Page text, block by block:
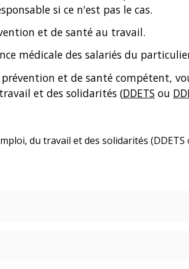
si ce n'est pas le cas.
et de santé au travail.
médicale des salariés du
et de santé compétent,
et des solidarités (DDETS ou
du travail et des solidarités (DDETS